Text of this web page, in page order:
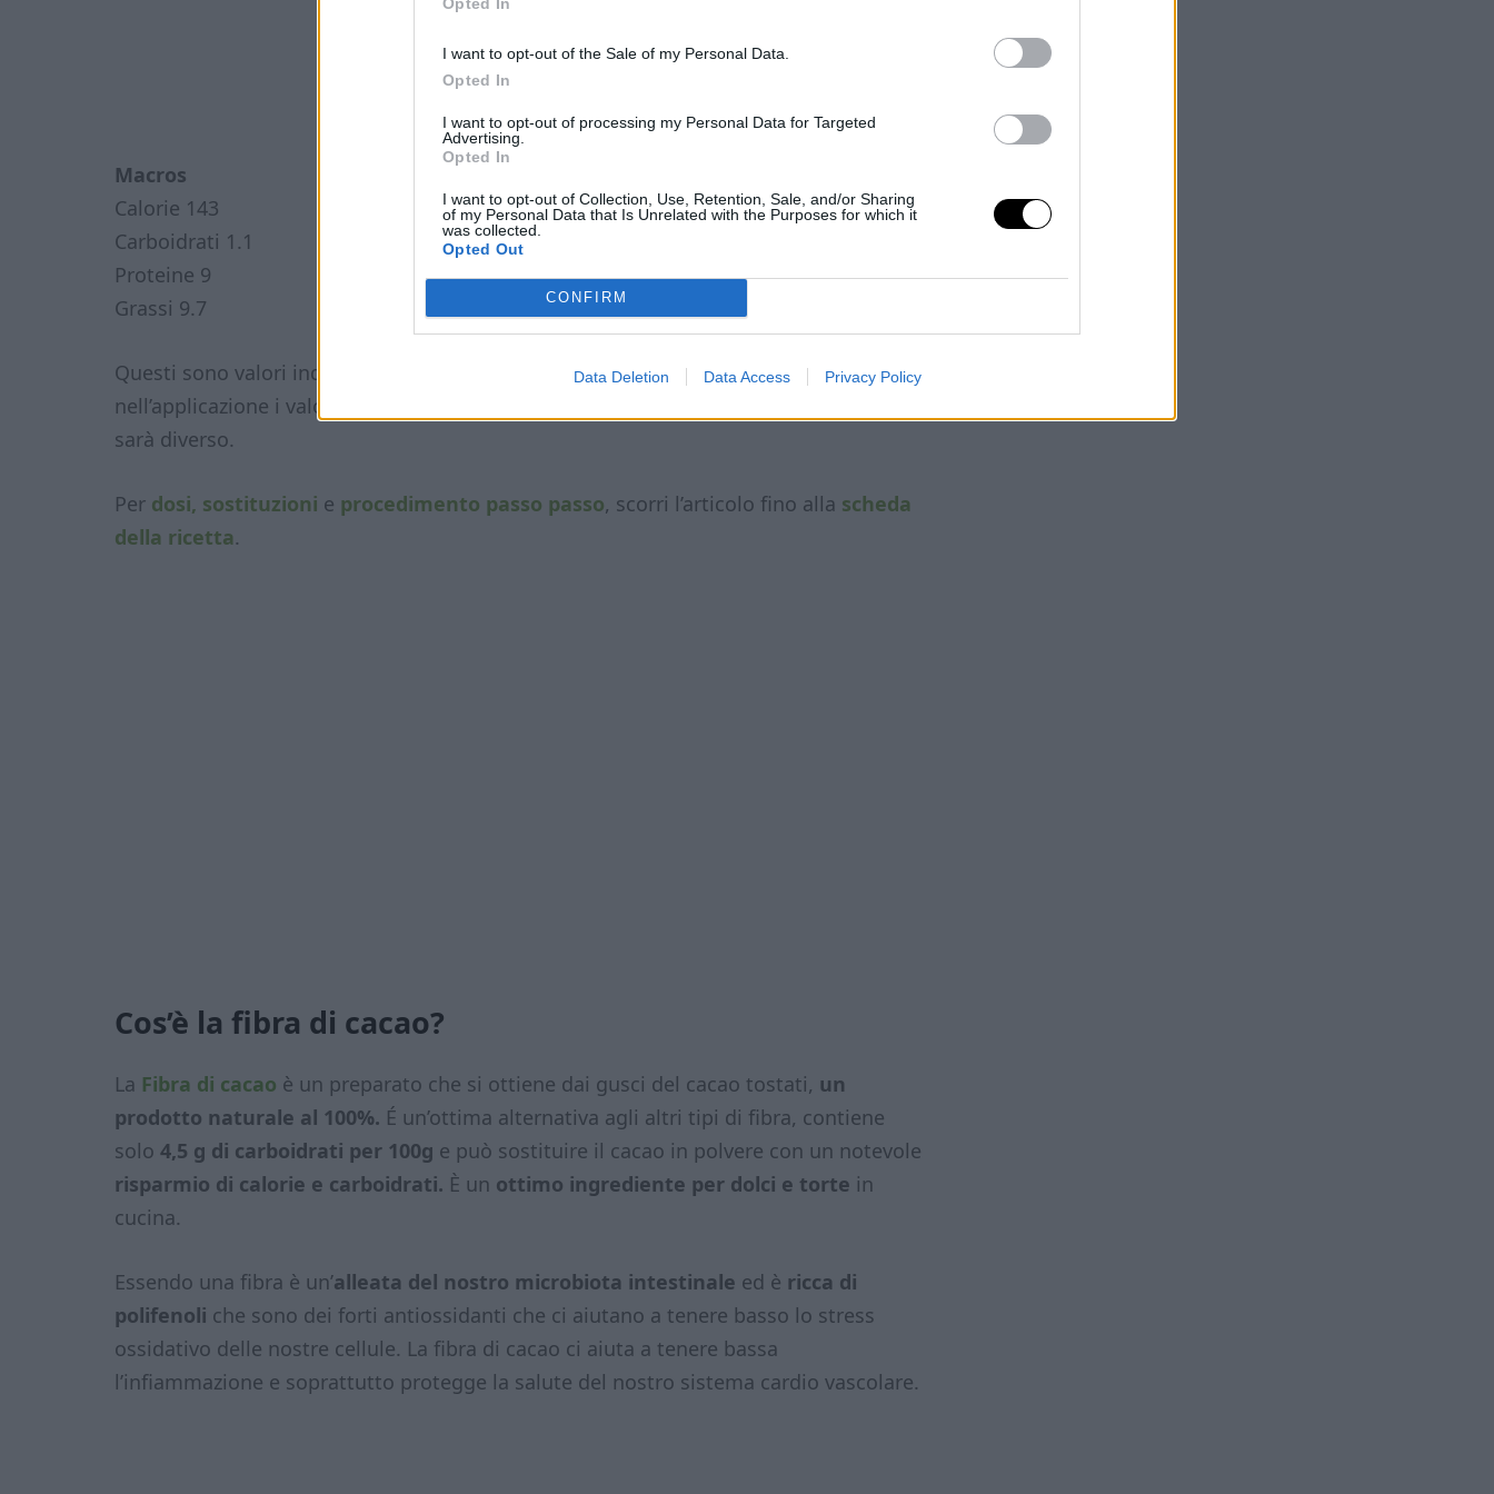
I want to opt-out of the Sale of my Personal Data.
Opted In
I want to opt-out of processing my Personal Data for Targeted
Advertising.
Opted In
I want to opt-out of Collection, Use, Retention, Sale, and/or Sharing
of my Personal Data that Is Unrelated with the Purposes for which it
was collected.
Opted Out
CONFIRM
Data Deletion Data Access Privacy Policy
Macros
Calorie 143
Carboidrati 1.1
Proteine 9
Grassi 9.7
Questi sono valori indicativi, ti consiglio di ricalcolare i macros inserendo
nell’applicazione i valori nutrizionali dei tuoi ingredienti, sicuramente il conteggio
sarà diverso.
Per dosi, sostituzioni e procedimento passo passo, scorri l’articolo fino alla scheda
della ricetta.
Cos’è la fibra di cacao?
La Fibra di cacao è un preparato che si ottiene dai gusci del cacao tostati, un
prodotto naturale al 100%. É un’ottima alternativa agli altri tipi di fibra, contiene
solo 4,5 g di carboidrati per 100g e può sostituire il cacao in polvere con un notevole
risparmio di calorie e carboidrati. È un ottimo ingrediente per dolci e torte in
cucina.
Essendo una fibra è un’alleata del nostro microbiota intestinale ed è ricca di
polifenoli che sono dei forti antiossidanti che ci aiutano a tenere basso lo stress
ossidativo delle nostre cellule. La fibra di cacao ci aiuta a tenere bassa
l’infiammazione e soprattutto protegge la salute del nostro sistema cardio vascolare.